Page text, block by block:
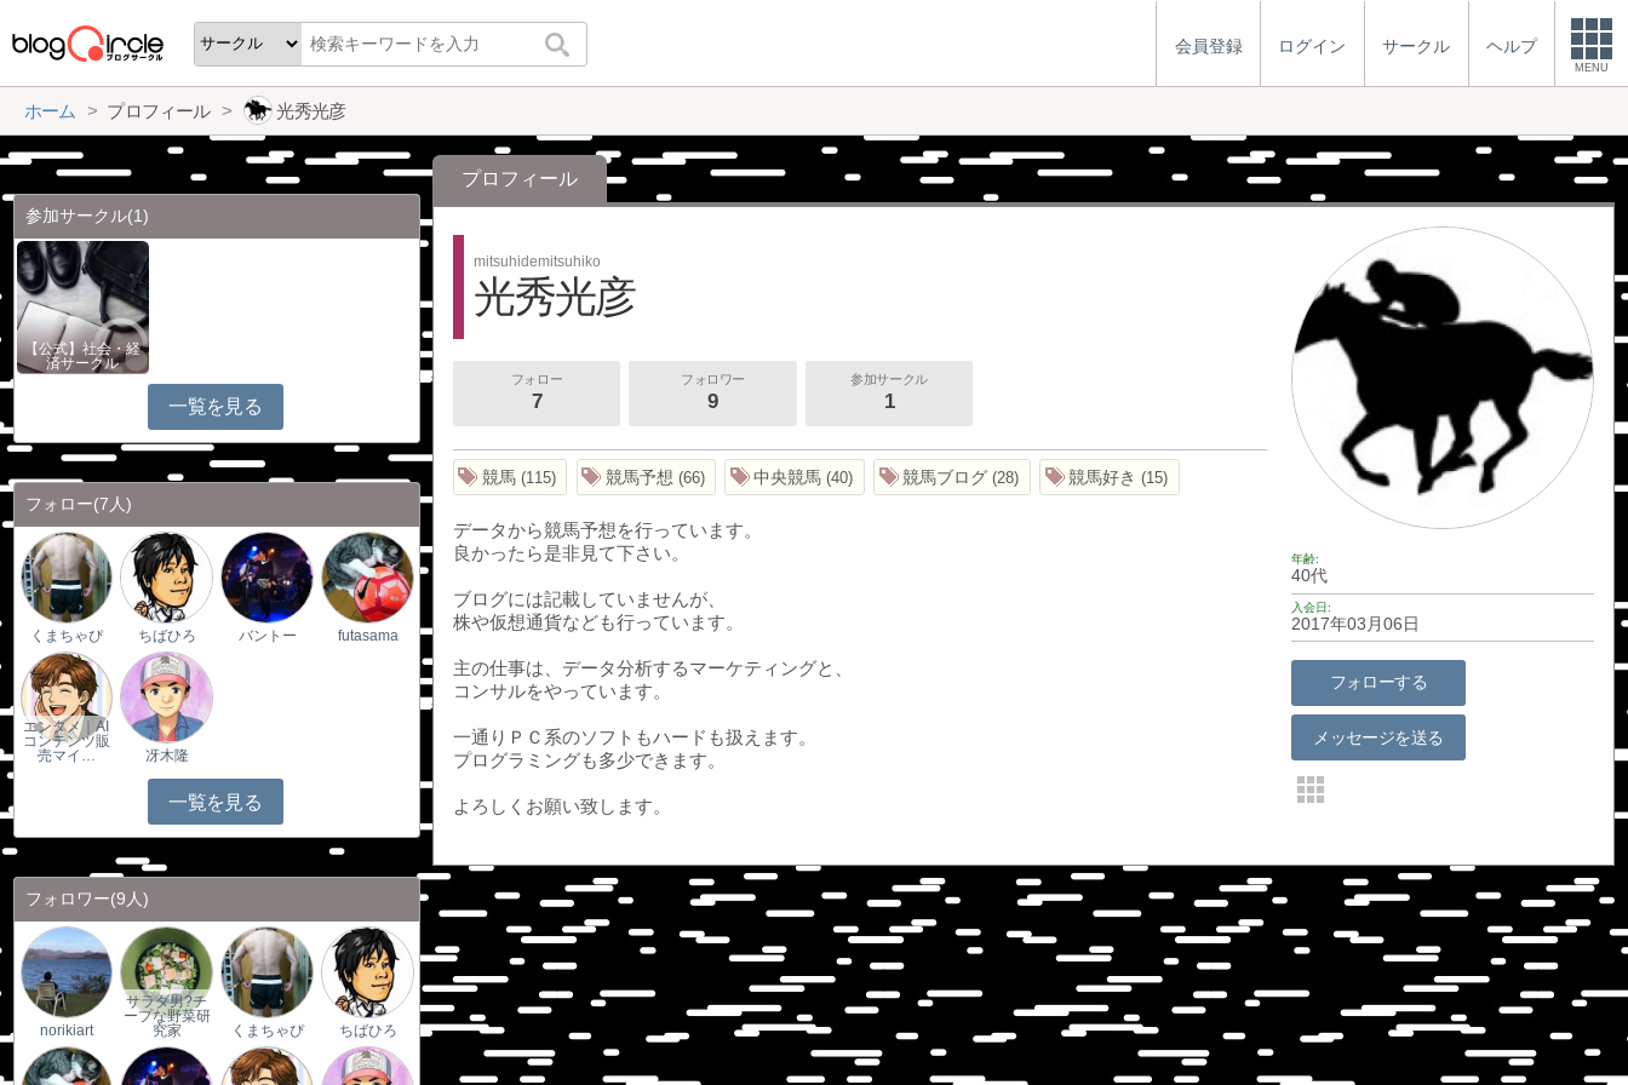
会員登録 ログイン サークル ヘルプ
MENU
ホーム プロフィール 光秀光彦
プロフィール
mitsuhidemitsuhiko
光秀光彦
フォロー
7
フォロワー
9
参加サークル
1
年齢
40代
入会日
2017年03月06日
フォローする
メッセージを送る
競馬 115 競馬予想 66 中央競馬 40 競馬ブログ 28 競馬好き 15
データから競馬予想を行っています。
良かったら是非見て下さい。
ブログには記載していませんが、
株や仮想通貨なども行っています。
主の仕事は、データ分析するマーケティングと、
コンサルをやっています。
一通りＰＣ系のソフトもハードも扱えます。
プログラミングも多少できます。
よろしくお願い致します。
参加サークル(1)
【公式】社会・経
済サークル
一覧を見る
フォロー(7人)
くまちゃぴ ちばひろ バントー futasama
エンタメ｜AI
コンテンツ販
売マイ…
冴木隆
一覧を見る
フォロワー(9人)
norikiart
サラダ男?チ
ープな野菜研
究家
くまちゃぴ ちばひろ